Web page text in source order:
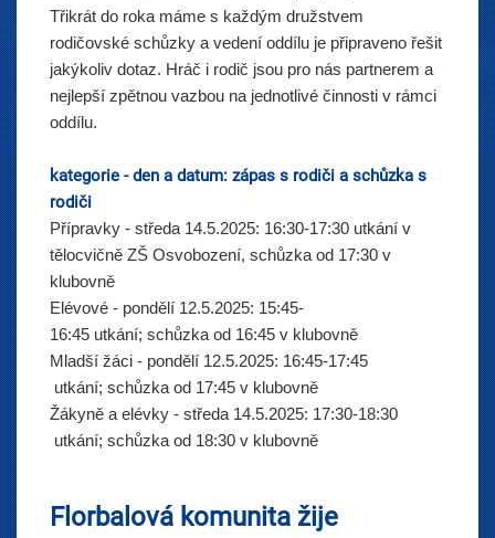
Třikrát do roka máme s každým družstvem
rodičovské schůzky a vedení oddílu je připraveno řešit
jakýkoliv dotaz. Hráč i rodič jsou pro nás partnerem a
nejlepší zpětnou vazbou na jednotlivé činnosti v rámci
oddílu.
kategorie - den a datum: zápas s rodiči a schůzka s
rodiči
Přípravky - středa 14.5.2025: 16:30-17:30 utkání v
tělocvičně ZŠ Osvobození, schůzka od 17:30 v
klubovně
Elévové - pondělí 12.5.2025: 15:45-
16:45 utkání; schůzka od 16:45 v klubovně
Mladší žáci - pondělí 12.5.2025: 16:45-17:45
utkání; schůzka od 17:45 v klubovně
Žákyně a elévky - středa 14.5.2025: 17:30-18:30
utkání; schůzka od 18:30 v klubovně
Florbalová komunita žije